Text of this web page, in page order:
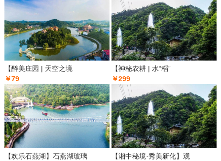
【醉美庄园 | 天空之境
￥79
【神秘农耕 | 水“稻”
￥299
【欢乐石燕湖】石燕湖玻璃
【湘中秘境·秀美新化】观